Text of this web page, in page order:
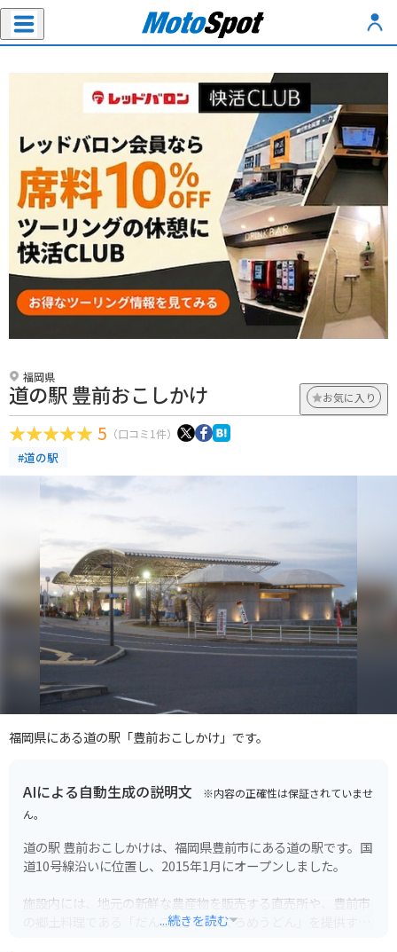
福岡県
道の駅 豊前おこしかけ お気に入り
5 （口コミ1件）
#道の駅
福岡県にある道の駅「豊前おこしかけ」です。
AIによる自動生成の説明文 ※内容の正確性は保証されていませ
ん。
道の駅 豊前おこしかけは、福岡県豊前市にある道の駅です。国
道10号線沿いに位置し、2015年1月にオープンしました。
施設内には、地元の新鮮な農産物を販売する直売所や、豊前市
の郷土料理である「だんご汁」や「くろめうどん」を提供する
...続きを読む